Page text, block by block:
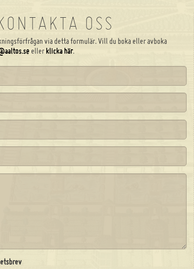
OSS
via detta formulär. Vill du boka eller avboka
eller klicka här.